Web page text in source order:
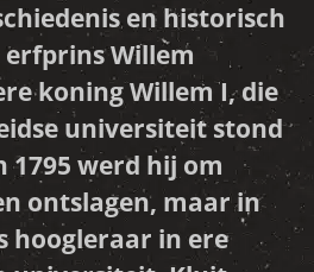
en historisch
Willem
koning Willem I, die
universiteit stond
1795 werd hij om
ontslagen, maar in
hoogleraar in ere